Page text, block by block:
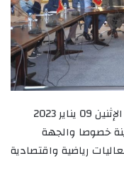
نظمت مؤسسة أكادير ميديا مساء أمس الإثنين 09 يناير 2023
خصوصا والجهة
رياضية واقتصادية